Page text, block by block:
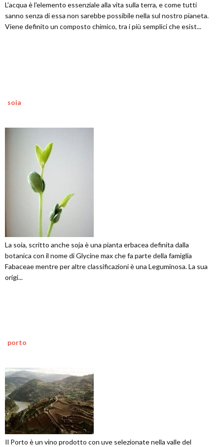
L'acqua è l'elemento essenziale alla vita sulla terra, e come tutti
sanno senza di essa non sarebbe possibile nella sul nostro pianeta.
Viene definito un composto chimico, tra i più semplici che esist...
soia
La soia, scritto anche soja è una pianta erbacea definita dalla
botanica con il nome di Glycine max che fa parte della famiglia
Fabaceae mentre per altre classificazioni è una Leguminosa. La sua
origi...
porto
Il Porto è un vino prodotto con uve selezionate nella valle del